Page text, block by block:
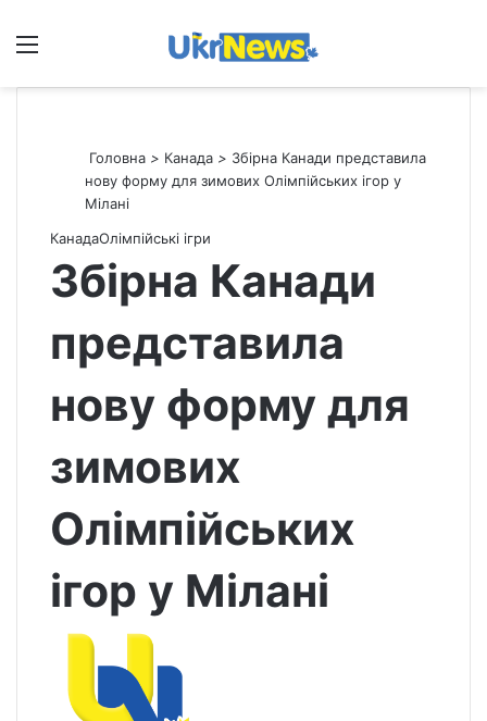
Меню
Головна > Канада > Збірна Канади представила
нову форму для зимових Олімпійських ігор у
Мілані
КанадаОлімпійські ігри
Збірна Канади
представила
нову форму для
зимових
Олімпійських
ігор у Мілані